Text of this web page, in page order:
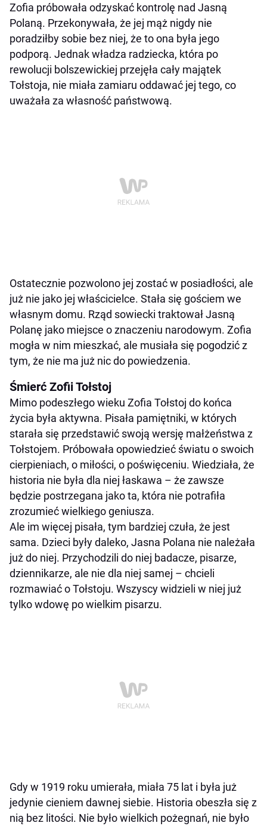
Zofia próbowała odzyskać kontrolę nad Jasną
Polaną. Przekonywała, że jej mąż nigdy nie
poradziłby sobie bez niej, że to ona była jego
podporą. Jednak władza radziecka, która po
rewolucji bolszewickiej przejęła cały majątek
Tołstoja, nie miała zamiaru oddawać jej tego, co
uważała za własność państwową.
Ostatecznie pozwolono jej zostać w posiadłości, ale
już nie jako jej właścicielce. Stała się gościem we
własnym domu. Rząd sowiecki traktował Jasną
Polanę jako miejsce o znaczeniu narodowym. Zofia
mogła w nim mieszkać, ale musiała się pogodzić z
tym, że nie ma już nic do powiedzenia.
Śmierć Zofii Tołstoj
Mimo podeszłego wieku Zofia Tołstoj do końca
życia była aktywna. Pisała pamiętniki, w których
starała się przedstawić swoją wersję małżeństwa z
Tołstojem. Próbowała opowiedzieć światu o swoich
cierpieniach, o miłości, o poświęceniu. Wiedziała, że
historia nie była dla niej łaskawa – że zawsze
będzie postrzegana jako ta, która nie potrafiła
zrozumieć wielkiego geniusza.
Ale im więcej pisała, tym bardziej czuła, że jest
sama. Dzieci były daleko, Jasna Polana nie należała
już do niej. Przychodzili do niej badacze, pisarze,
dziennikarze, ale nie dla niej samej – chcieli
rozmawiać o Tołstoju. Wszyscy widzieli w niej już
tylko wdowę po wielkim pisarzu.
Gdy w 1919 roku umierała, miała 75 lat i była już
jedynie cieniem dawnej siebie. Historia obeszła się z
nią bez litości. Nie było wielkich pożegnań, nie było